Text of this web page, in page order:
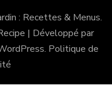
: Recettes & Menus.
| Développé par
. Politique de